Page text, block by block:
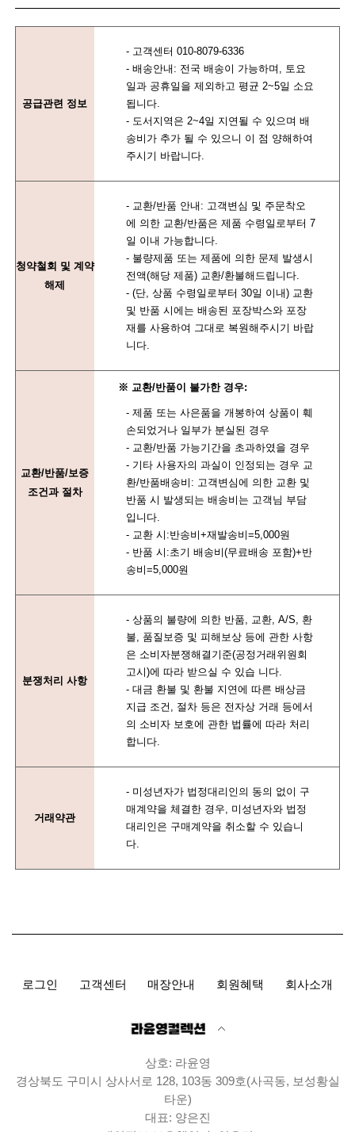
공급관련 정보
- 고객센터 010-8079-6336
- 배송안내: 전국 배송이 가능하며, 토요
일과 공휴일을 제외하고 평균 2~5일 소요
됩니다.
- 도서지역은 2~4일 지연될 수 있으며 배
송비가 추가 될 수 있으니 이 점 양해하여
주시기 바랍니다.
청약철회 및 계약
해제
- 교환/반품 안내: 고객변심 및 주문착오
에 의한 교환/반품은 제품 수령일로부터 7
일 이내 가능합니다.
- 불량제품 또는 제품에 의한 문제 발생시
전액(해당 제품) 교환/환불해드립니다.
- (단, 상품 수령일로부터 30일 이내) 교환
및 반품 시에는 배송된 포장박스와 포장
재를 사용하여 그대로 복원해주시기 바랍
니다.
교환/반품/보증
조건과 절차
※ 교환/반품이 불가한 경우:
- 제품 또는 사은품을 개봉하여 상품이 훼
손되었거나 일부가 분실된 경우
- 교환/반품 가능기간을 초과하였을 경우
- 기타 사용자의 과실이 인정되는 경우 교
환/반품배송비: 고객변심에 의한 교환 및
반품 시 발생되는 배송비는 고객님 부담
입니다.
- 교환 시:반송비+재발송비=5,000원
- 반품 시:초기 배송비(무료배송 포함)+반
송비=5,000원
분쟁처리 사항
- 상품의 불량에 의한 반품, 교환, A/S, 환
불, 품질보증 및 피해보상 등에 관한 사항
은 소비자분쟁해결기준(공정거래위원회
고시)에 따라 받으실 수 있습 니다.
- 대금 환불 및 환불 지연에 따른 배상금
지급 조건, 절차 등은 전자상 거래 등에서
의 소비자 보호에 관한 법률에 따라 처리
합니다.
거래약관
- 미성년자가 법정대리인의 동의 없이 구
매계약을 체결한 경우, 미성년자와 법정
대리인은 구매계약을 취소할 수 있습니
다.
로그인 고객센터 매장안내 회원혜택 회사소개
상호: 라윤영
경상북도 구미시 상사서로 128, 103동 309호(사곡동, 보성황실
타운)
대표: 양은진